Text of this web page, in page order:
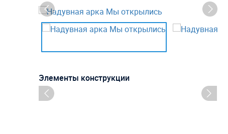
Элементы конструкции